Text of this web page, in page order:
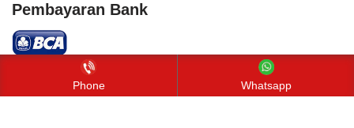
Pembayaran Bank
Neve WordPress
Phone Whatsapp